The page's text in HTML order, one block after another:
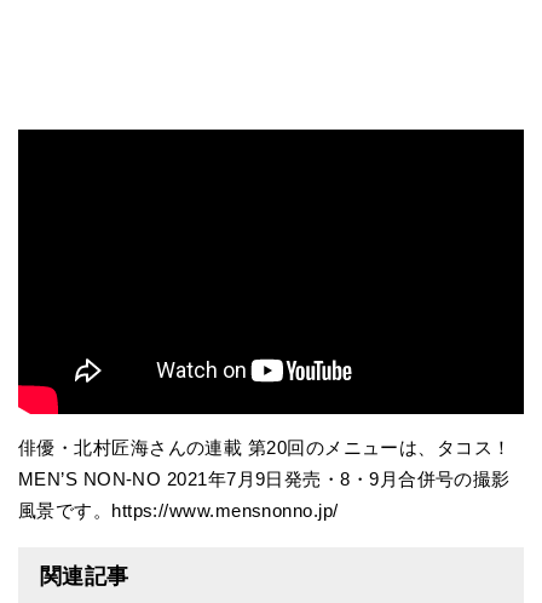
俳優・北村匠海さんの連載 第20回のメニューは、タコス！
MEN’S NON-NO 2021年7月9日発売・8・9月合併号の撮影
風景です。https://www.mensnonno.jp/
関連記事